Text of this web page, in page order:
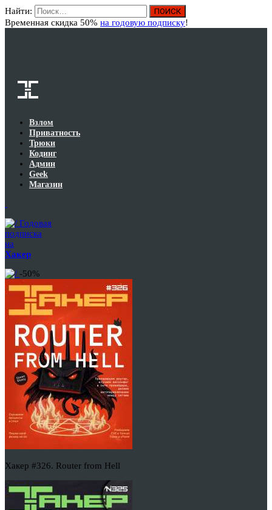
Найти:
Временная скидка 50% на годовую подписку!
Взлом
Приватность
Трюки
Кодинг
Админ
Geek
Магазин
Годовая
подписка
на
Хакер
-50%
Хакер #326. Router from Hell